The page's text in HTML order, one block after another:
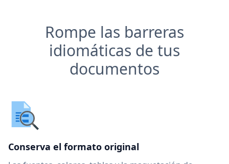
Rompe las barreras
idiomáticas de tus
documentos
Conserva el formato original